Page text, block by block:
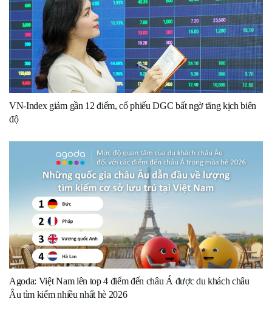
VN-Index giảm gần 12 điểm, cổ phiếu DGC bất ngờ tăng kịch biên
độ
Agoda: Việt Nam lên top 4 điểm đến châu Á được du khách châu
Âu tìm kiếm nhiều nhất hè 2026